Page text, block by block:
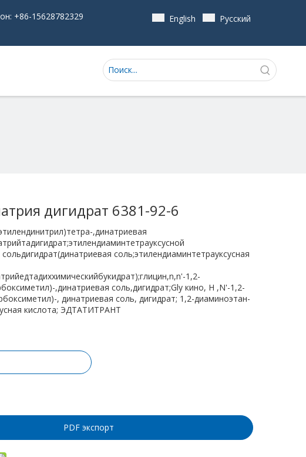
+86-15628782329 English Pусский
дигидрат 6381-92-6
,динатриевая
соль;этилендиаминтетрауксусная
1,2-
,динатриевая соль,дигидрат;Gly кино, Н ,N'-1,2-
, динатриевая соль, дигидрат; 1,2-диаминоэтан-
кислота; ЭДТАТИТРАНТ
PDF экспорт